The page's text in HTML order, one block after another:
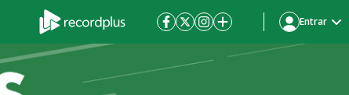
Entrar